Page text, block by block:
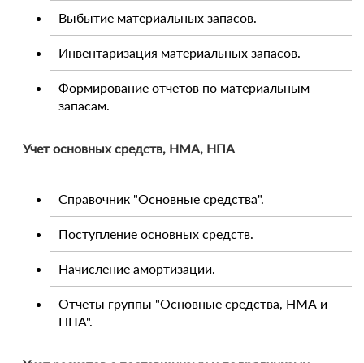
Выбытие материальных запасов.
Инвентаризация материальных запасов.
Формирование отчетов по материальным
запасам.
Учет основных средств, НМА, НПА
Справочник "Основные средства".
Поступление основных средств.
Начисление амортизации.
Отчеты группы "Основные средства, НМА и
НПА".